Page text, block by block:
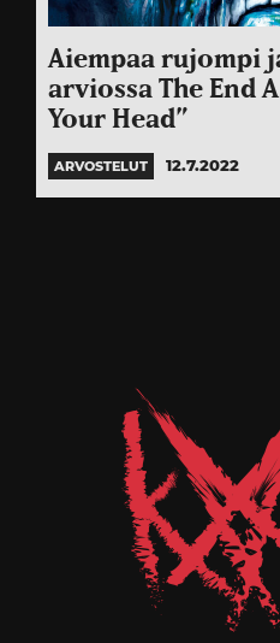
Aiempaa rujompi
arviossa The End
Your Head”
ARVOSTELUT 12.7.2022